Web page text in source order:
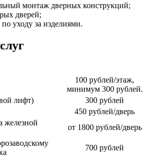
монтаж дверных конструкций;
дверей;
уходу за изделиями.
100 рублей/этаж,
минимум 300 рублей.
лифт)
300 рублей
450 рублей/дверь
железной
от 1800 рублей/дверь
700 рублей